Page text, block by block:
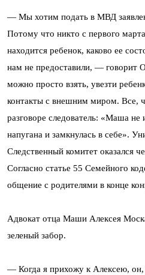
— Мы хотим подать в МВД
Потому что никто с первого
находится ребенок, каково ее
нам не предоставили, — говорит
можно просто взять, увезти
контакты с внешним миром. Все,
разговоре следователь: «Маша не
напугана и замкнулась в себе».
Следственный комитет оказался
Согласно статье 55 Семейного
общение с родителями в конце
Адвокат отца Маши Алексея
зеленый забор.
— Когда я прихожу к Алексею, он,